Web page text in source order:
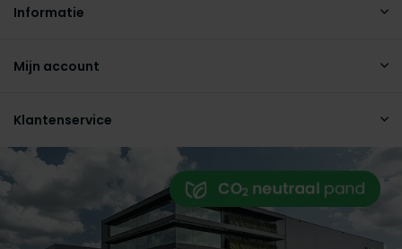
Informatie
Mijn account
Klantenservice